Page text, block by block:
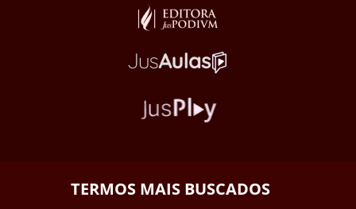
TERMOS MAIS BUSCADOS